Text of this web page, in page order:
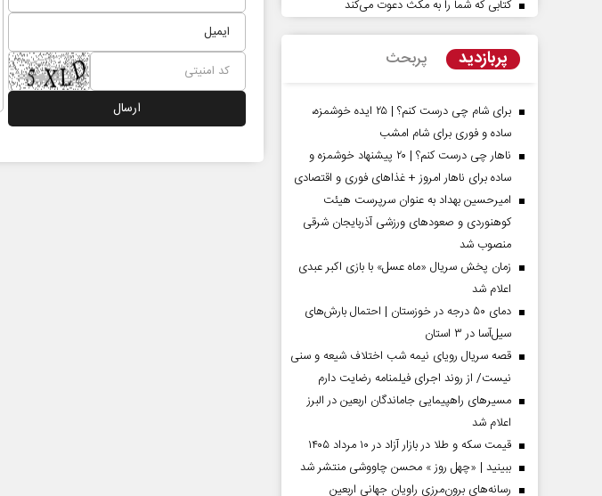
کتابی که شما را به مکث دعوت می‌کند
پربازدید پربحث
برای شام چی درست کنم؟ | ۲۵ ایده خوشمزه،
ساده و فوری برای شام امشب
ناهار چی درست کنم؟ | ۲۰ پیشنهاد خوشمزه و
ساده برای ناهار امروز + غذاهای فوری و اقتصادی
امیرحسین بهداد به عنوان سرپرست هیئت
کوهنوردی و صعودهای ورزشی آذربایجان شرقی
منصوب شد
زمان پخش سریال «ماه عسل» با بازی اکبر عبدی
اعلام شد
دمای ۵۰ درجه در خوزستان | احتمال بارش‌های
سیل‌آسا در ۳ استان
قصه سریال رویای نیمه شب اختلاف شیعه و سنی
نیست/ از روند اجرای فیلمنامه رضایت دارم
مسیر‌های راهپیمایی جاماندگان اربعین در البرز
اعلام شد
قیمت سکه و طلا در بازار آزاد در ۱۰ مرداد ۱۴۰۵
ببینید | «چهل روز » محسن چاووشی منتشر شد
رسانه‌های برون‌مرزی راویان جهانی اربعین
رحمت‌الله نوروزی - عضو کمیسیون اجتماعی
مجلس
رضا سپهوند - سخنگوی کمیسیون انرژی مجلس
صفحات نخست روزنامه ها‌ی‌سه‌شنبه ۶ مردادماه